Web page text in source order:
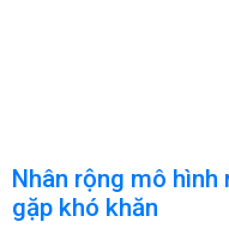
Nhân rộng mô hình
gặp khó khăn